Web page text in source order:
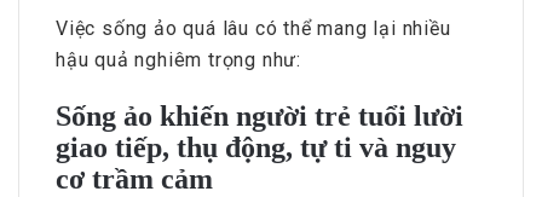
Việc sống ảo quá lâu có thể mang lại nhiều
hậu quả nghiêm trọng như:
Sống ảo khiến người trẻ tuổi lười
giao tiếp, thụ động, tự ti và nguy
cơ trầm cảm